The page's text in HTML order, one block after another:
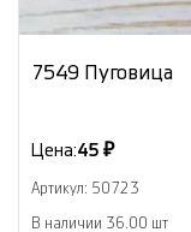
7549 Пуговица
Цена:45 ₽
Артикул: 50723
В наличии 36.00 шт